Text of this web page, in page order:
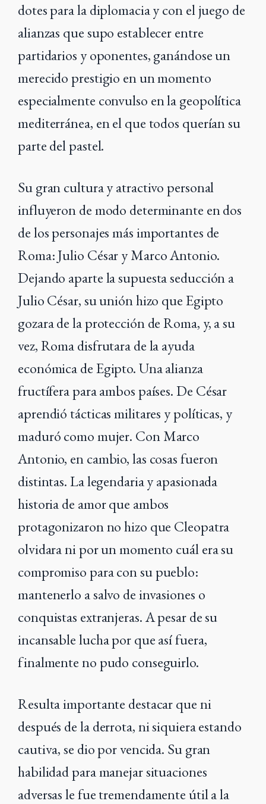
dotes para la diplomacia y con el juego de
alianzas que supo establecer entre
partidarios y oponentes, ganándose un
merecido prestigio en un momento
especialmente convulso en la geopolítica
mediterránea, en el que todos querían su
parte del pastel.
Su gran cultura y atractivo personal
influyeron de modo determinante en dos
de los personajes más importantes de
Roma: Julio César y Marco Antonio.
Dejando aparte la supuesta seducción a
Julio César, su unión hizo que Egipto
gozara de la protección de Roma, y, a su
vez, Roma disfrutara de la ayuda
económica de Egipto. Una alianza
fructífera para ambos países.De César
aprendió tácticas militares y políticas, y
maduró como mujer. Con Marco
Antonio, en cambio, las cosas fueron
distintas. La legendaria y apasionada
historia de amor que ambos
protagonizaron no hizo que Cleopatra
olvidara ni por un momento cuál era su
compromiso para con su pueblo:
mantenerlo a salvo de invasiones o
conquistas extranjeras. A pesar de su
incansable lucha por que así fuera,
finalmente no pudo conseguirlo.
Resulta importante destacar que ni
después de la derrota, ni siquiera estando
cautiva, se dio por vencida. Su gran
habilidad para manejar situaciones
adversas le fue tremendamente útil a la